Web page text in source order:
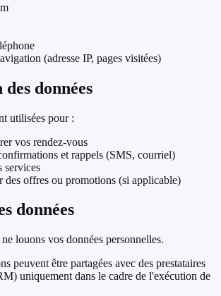
(adresse IP, pages visitées)
données
utilisées pour :
vos rendez-vous
et rappels (SMS, courriel)
services
des offres ou promotions (si applicable)
données
louons vos données personnelles.
peuvent être partagées avec des prestataires
uniquement dans le cadre de l'exécution de